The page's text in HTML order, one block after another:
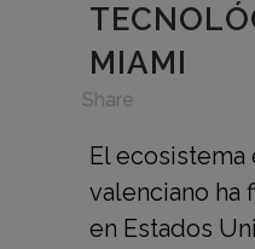
MIAMI
Share
El
valenciano ha
en Estados